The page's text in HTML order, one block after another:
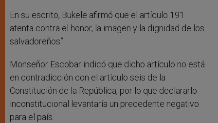
En su escrito, Bukele afirmó que el artículo 191
atenta contra el honor, la imagen y la dignidad de los
salvadoreños”.
Monseñor Escobar indicó que dicho artículo no está
en contradicción con el artículo seis de la
Constitución de la República, por lo que declararlo
inconstitucional levantaría un precedente negativo
para el país.